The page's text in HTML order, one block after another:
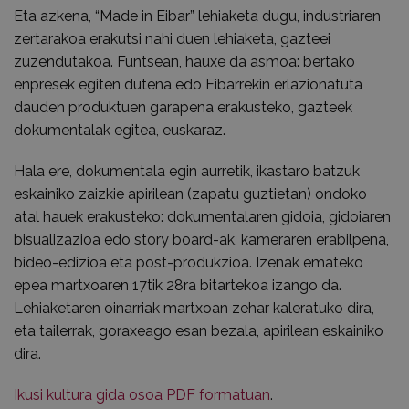
Eta azkena, “Made in Eibar” lehiaketa dugu, industriaren
zertarakoa erakutsi nahi duen lehiaketa, gazteei
zuzendutakoa. Funtsean, hauxe da asmoa: bertako
enpresek egiten dutena edo Eibarrekin erlazionatuta
dauden produktuen garapena erakusteko, gazteek
dokumentalak egitea, euskaraz.
Hala ere, dokumentala egin aurretik, ikastaro batzuk
eskainiko zaizkie apirilean (zapatu guztietan) ondoko
atal hauek erakusteko: dokumentalaren gidoia, gidoiaren
bisualizazioa edo story board-ak, kameraren erabilpena,
bideo-edizioa eta post-produkzioa. Izenak emateko
epea martxoaren 17tik 28ra bitartekoa izango da.
Lehiaketaren oinarriak martxoan zehar kaleratuko dira,
eta tailerrak, goraxeago esan bezala, apirilean eskainiko
dira.
Ikusi kultura gida osoa PDF formatuan.